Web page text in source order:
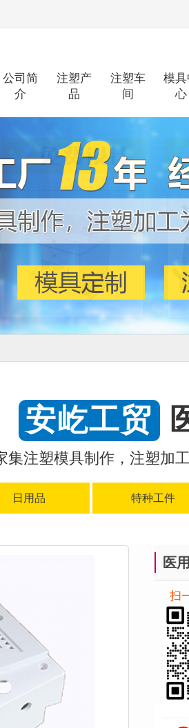
公司简
介
注塑产
品
注塑车
间
模具
心
安屹工贸
集注塑模具制作，注塑加
日用品 特种工件
医
扫